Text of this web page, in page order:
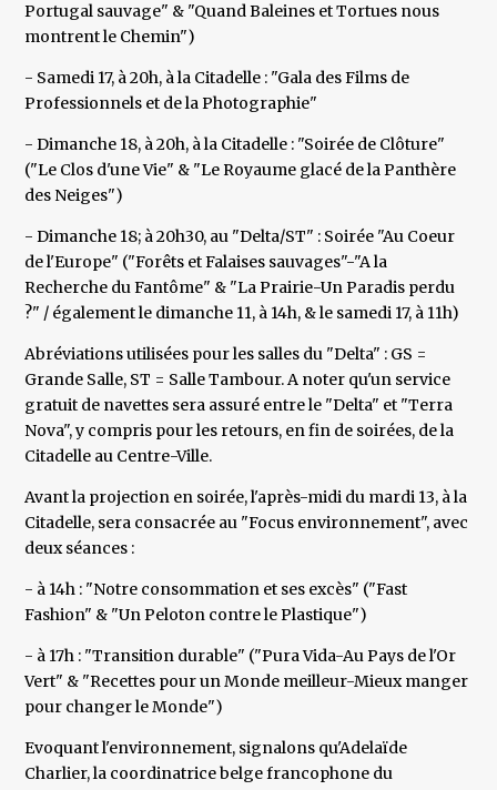
Portugal sauvage" & "Quand Baleines et Tortues nous
montrent le Chemin")
- Samedi 17, à 20h, à la Citadelle : "Gala des Films de
Professionnels et de la Photographie"
- Dimanche 18, à 20h, à la Citadelle : "Soirée de Clôture"
("Le Clos d'une Vie" & "Le Royaume glacé de la Panthère
des Neiges")
- Dimanche 18; à 20h30, au "Delta/ST" : Soirée "Au Coeur
de l'Europe" ("Forêts et Falaises sauvages"-"A la
Recherche du Fantôme" & "La Prairie-Un Paradis perdu
?" / également le dimanche 11, à 14h, & le samedi 17, à 11h)
Abréviations utilisées pour les salles du "Delta" : GS =
Grande Salle, ST = Salle Tambour. A noter qu'un service
gratuit de navettes sera assuré entre le "Delta" et "Terra
Nova", y compris pour les retours, en fin de soirées, de la
Citadelle au Centre-Ville.
Avant la projection en soirée, l'après-midi du mardi 13, à la
Citadelle, sera consacrée au "Focus environnement", avec
deux séances :
- à 14h : "Notre consommation et ses excès" ("Fast
Fashion" & "Un Peloton contre le Plastique")
- à 17h : "Transition durable" ("Pura Vida-Au Pays de l'Or
Vert" & "Recettes pour un Monde meilleur-Mieux manger
pour changer le Monde")
Evoquant l'environnement, signalons qu'Adelaïde
Charlier, la coordinatrice belge francophone du